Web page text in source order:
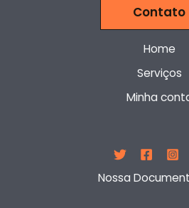
Contato
Home
Serviços
Minha
Nossa